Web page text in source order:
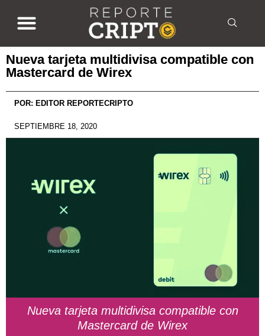
Nueva tarjeta multidivisa compatible con
Mastercard de Wirex
POR: EDITOR REPORTECRIPTO
SEPTIEMBRE 18, 2020
Nueva tarjeta multidivisa compatible con
Mastercard de Wirex